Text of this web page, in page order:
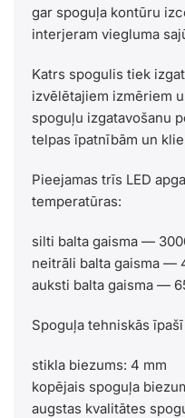
gar spoguļa kontūru
interjeram viegluma
Katrs spogulis tiek
izvēlētajiem izmēriem
spoguļu izgatavošanu
telpas īpatnībām un
Pieejamas trīs LED
temperatūras:
silti balta gaisma —
neitrāli balta gaisma —
auksti balta gaisma —
Spoguļa tehniskās
stikla biezums: 4 mm
kopējais spoguļa
augstas kvalitātes